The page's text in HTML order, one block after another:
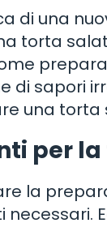
di una
torta
di sapori
una
per
la
necessari.